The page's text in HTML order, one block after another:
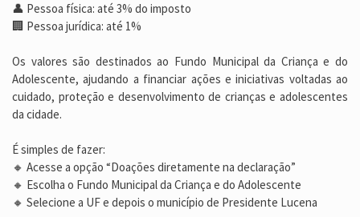
👤 Pessoa física: até 3% do imposto
🏢 Pessoa jurídica: até 1%
Os valores são destinados ao Fundo Municipal da Criança e do
Adolescente, ajudando a financiar ações e iniciativas voltadas ao
cuidado, proteção e desenvolvimento de crianças e adolescentes
da cidade.
É simples de fazer:
🔸 Acesse a opção “Doações diretamente na declaração”
🔸 Escolha o Fundo Municipal da Criança e do Adolescente
🔸 Selecione a UF e depois o município de Presidente Lucena